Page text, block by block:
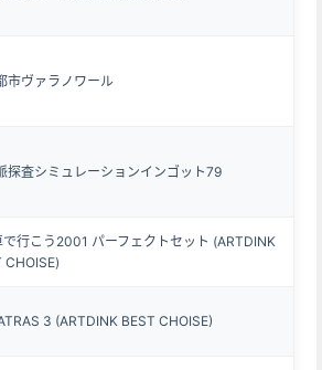
市ヴァラノワール
探査シミュレーションインゴット79
で行こう2001 パーフェクトセット (ARTDINK
CHOISE)
3 (ARTDINK BEST CHOISE)